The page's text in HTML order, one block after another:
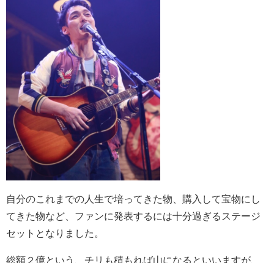
自分のこれまでの人生で培ってきた物、購入して宝物にし
てきた物など、ファンに発表するには十分過ぎるステージ
セットとなりました。
総額２億という、チリも積もれば山になるといいますが、